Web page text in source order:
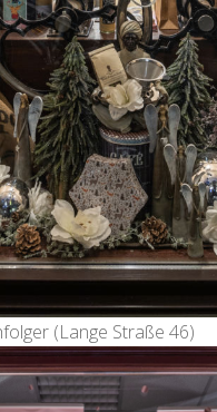
(Lange Straße 46)